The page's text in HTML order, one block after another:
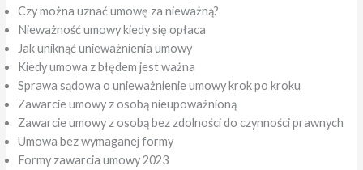
Czy można uznać umowę za nieważną?
Nieważność umowy kiedy się opłaca
Jak uniknąć unieważnienia umowy
Kiedy umowa z błędem jest ważna
Sprawa sądowa o unieważnienie umowy krok po kroku
Zawarcie umowy z osobą nieupoważnioną
Zawarcie umowy z osobą bez zdolności do czynności prawnych
Umowa bez wymaganej formy
Formy zawarcia umowy 2023